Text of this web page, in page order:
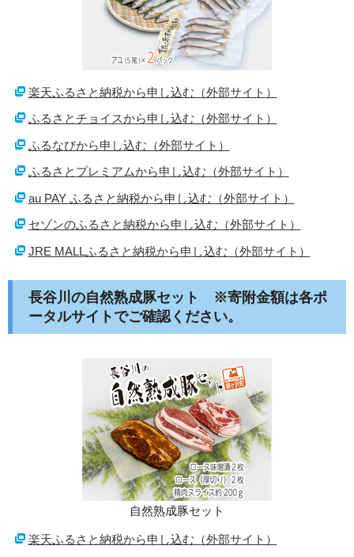
楽天ふるさと納税から申し込む（外部サイト）
ふるさとチョイスから申し込む（外部サイト）
ふるなびから申し込む（外部サイト）
ふるさとプレミアムから申し込む（外部サイト）
au PAY ふるさと納税から申し込む（外部サイト）
セゾンのふるさと納税から申し込む（外部サイト）
JRE MALLふるさと納税から申し込む（外部サイト）
長谷川の自然熟成豚セット ※寄附金額は各ポ
ータルサイトでご確認ください。
自然熟成豚セット
楽天ふるさと納税から申し込む（外部サイト）